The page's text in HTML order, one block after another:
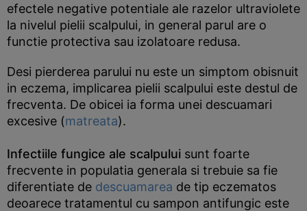
efectele negative potentiale ale razelor ultraviolete
la nivelul pielii scalpului, in general parul are o
functie protectiva sau izolatoare redusa.
Desi pierderea parului nu este un simptom obisnuit
in eczema, implicarea pielii scalpului este destul de
frecventa. De obicei ia forma unei descuamari
excesive (matreata).
Infectiile fungice ale scalpului sunt foarte
frecvente in populatia generala si trebuie sa fie
diferentiate de descuamarea de tip eczematos
deoarece tratamentul cu sampon antifungic este